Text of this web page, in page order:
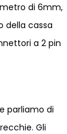
di 6mm,
della cassa
a 2 pin
parliamo di
Gli